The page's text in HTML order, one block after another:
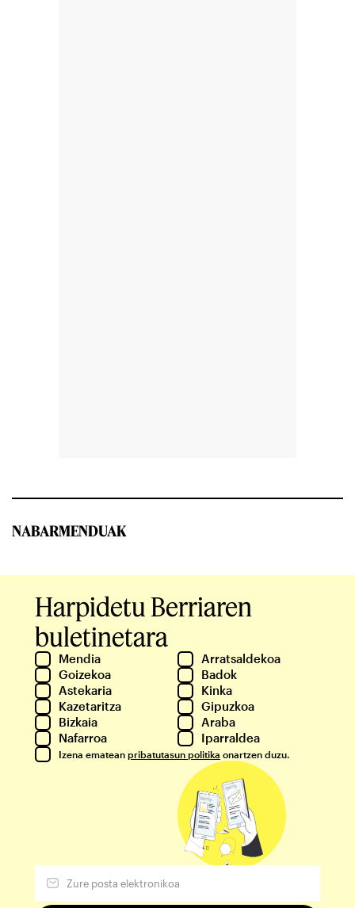
NABARMENDUAK
Harpidetu Berriaren
buletinetara
Mendia
Arratsaldekoa
Goizekoa
Badok
Astekaria
Kinka
Kazetaritza
Gipuzkoa
Bizkaia
Araba
Nafarroa
Iparraldea
Izena ematean pribatutasun politika onartzen duzu.